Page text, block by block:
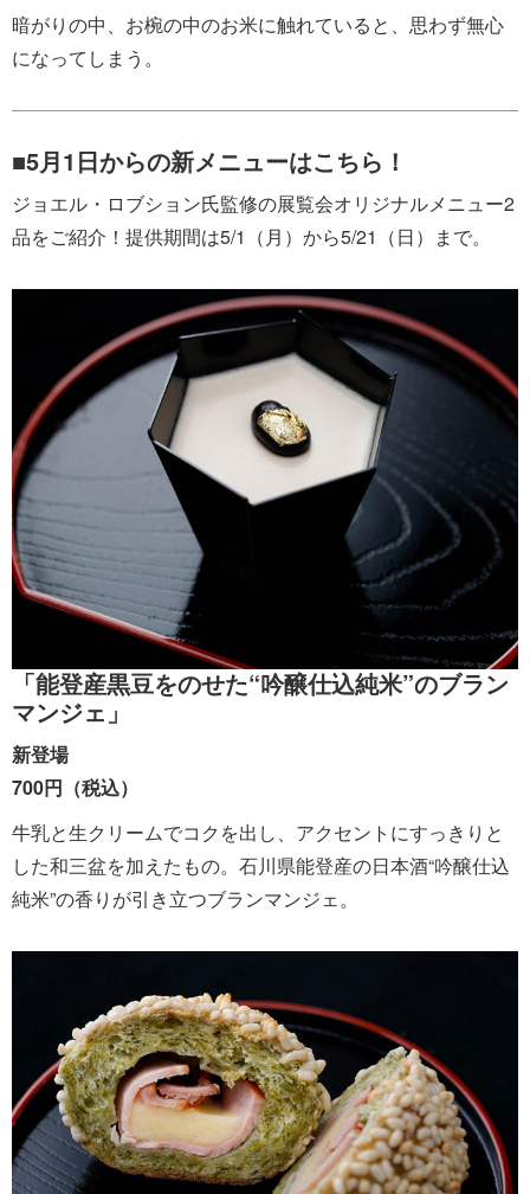
暗がりの中、お椀の中のお米に触れていると、思わず無心
になってしまう。
■5月1日からの新メニューはこちら！
ジョエル・ロブション氏監修の展覧会オリジナルメニュー2
品をご紹介！提供期間は5/1（月）から5/21（日）まで。
「能登産黒豆をのせた“吟醸仕込純米”のブラン
マンジェ」
新登場
700円（税込）
牛乳と生クリームでコクを出し、アクセントにすっきりと
した和三盆を加えたもの。石川県能登産の日本酒“吟醸仕込
純米”の香りが引き立つブランマンジェ。